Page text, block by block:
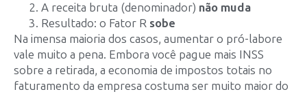
A receita bruta (denominador) não muda
Resultado: o Fator R sobe
Na imensa maioria dos casos, aumentar o pró-labore
vale muito a pena. Embora você pague mais INSS
sobre a retirada, a economia de impostos totais no
faturamento da empresa costuma ser muito maior do